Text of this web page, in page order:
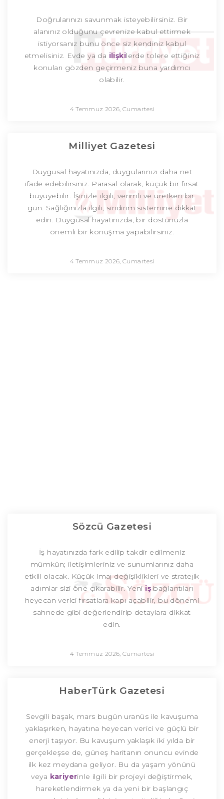
Doğrularınızı savunmak isteyebilirsiniz. Bir
alanınız olduğunu çevrenize kabul ettirmek
istiyorsanız bunu önce siz kendiniz kabul
etmelisiniz. Evde ya da ilişkilerde tolere ettiğiniz
konuları gözden geçirmeniz buna yardımcı
olabilir.
4 Temmuz 2026, Cumartesi
Milliyet Gazetesi
Duygusal hayatınızda, duygularınızı daha net
ifade edebilirsiniz. Parasal olarak, küçük bir fırsat
büyüyebilir. İşinizle ilgili, verimli ve üretken bir
gün. Sağlığınızla ilgili, sindirim sistemine dikkat
edin. Duygusal hayatınızda, bir dostunuzla
önemli bir konuşma yapabilirsiniz.
4 Temmuz 2026, Cumartesi
Sözcü Gazetesi
İş hayatınızda fark edilip takdir edilmeniz
mümkün; iletişimleriniz ve sunumlarınız daha
etkili olacak. Küçük imaj değişiklikleri ve stratejik
adımlar sizi öne çıkarabilir. Yeni iş bağlantıları
heyecan verici fırsatlara kapı açabilir, bu dönemi
sahnede gibi değerlendirip detaylara dikkat
edin.
4 Temmuz 2026, Cumartesi
HaberTürk Gazetesi
Sevgili başak, mars bugün uranüs ile kavuşuma
yaklaşırken, hayatına heyecan verici ve güçlü bir
enerji taşıyor. Bu kavuşum yaklaşık iki yılda bir
gerçekleşse de, güneş haritanın onuncu evinde
ilk kez meydana geliyor. Bu da yaşam yönünü
veya kariyerinle ilgili bir projeyi değiştirmek,
hareketlendirmek ya da yeni bir başlangıç